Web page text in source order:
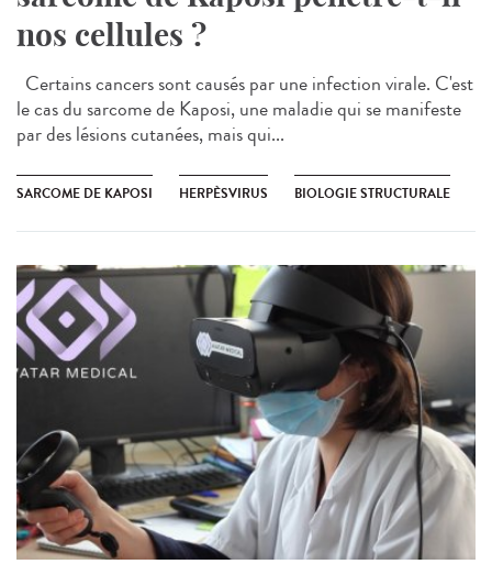
nos cellules ?
Certains cancers sont causés par une infection virale. C'est
le cas du sarcome de Kaposi, une maladie qui se manifeste
par des lésions cutanées, mais qui...
SARCOME DE KAPOSI HERPÈSVIRUS BIOLOGIE STRUCTURALE